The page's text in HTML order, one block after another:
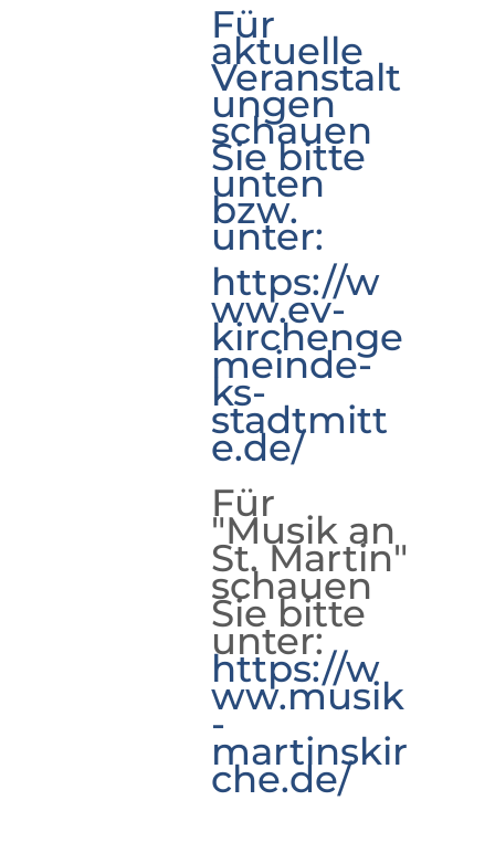
Für
aktuelle
Veranstalt
ungen
schauen
Sie bitte
unten
bzw.
unter:
https://w
ww.ev-
kirchenge
meinde-
ks-
stadtmitt
e.de/
Für
"Musik an
St. Martin"
schauen
Sie bitte
unter:
https://w
ww.musik
-
martinskir
che.de/